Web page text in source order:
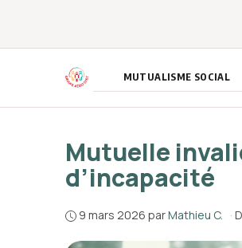
contenu
MUTUALISME SOCIAL
Mutuelle
d’incapacité
9 mars 2026 parMathieu C. ·